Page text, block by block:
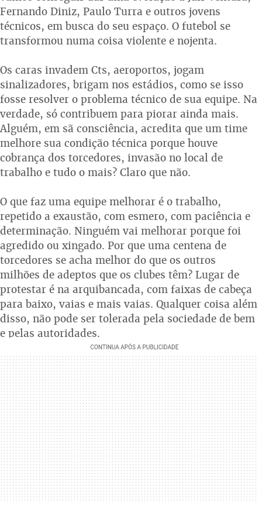
Fernando Diniz, Paulo Turra e outros jovens
técnicos, em busca do seu espaço. O futebol se
transformou numa coisa violente e nojenta.
Os caras invadem Cts, aeroportos, jogam
sinalizadores, brigam nos estádios, como se isso
fosse resolver o problema técnico de sua equipe. Na
verdade, só contribuem para piorar ainda mais.
Alguém, em sã consciência, acredita que um time
melhore sua condição técnica porque houve
cobrança dos torcedores, invasão no local de
trabalho e tudo o mais? Claro que não.
O que faz uma equipe melhorar é o trabalho,
repetido a exaustão, com esmero, com paciência e
determinação. Ninguém vai melhorar porque foi
agredido ou xingado. Por que uma centena de
torcedores se acha melhor do que os outros
milhões de adeptos que os clubes têm? Lugar de
protestar é na arquibancada, com faixas de cabeça
para baixo, vaias e mais vaias. Qualquer coisa além
disso, não pode ser tolerada pela sociedade de bem
e pelas autoridades.